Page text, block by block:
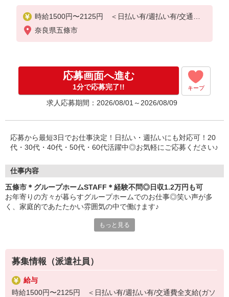
時給1500円〜2125円 ＜日払い有/週払い有/交通費
全支給(ガソリン代含む)＞
奈良県五條市
応募画面へ進む
1分で応募完了!! キープ
求人応募期間：2026/08/01～2026/08/09
応募から最短3日でお仕事決定！日払い・週払いにも対応可！20
代・30代・40代・50代・60代活躍中◎お気軽にご応募ください♪
仕事内容
五條市＊グループホームSTAFF＊経験不問◎日収1.2万円も可
お年寄りの方々が暮らすグループホームでのお仕事◎笑い声が多
く、家庭的であたたかい雰囲気の中で働けます♪
・食事や入浴などの介助
・外出の付き添い
・健康状態のチェック
など
もっと見る
募集情報（派遣社員）
給与
時給1500円〜2125円 ＜日払い有/週払い有/交通費全支給(ガソ